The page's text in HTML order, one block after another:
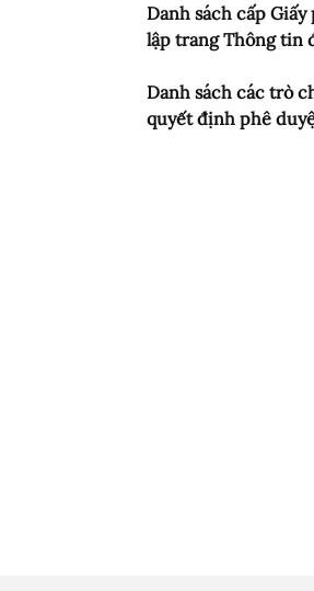
Danh sách cấp
lập trang Thông tin
Danh sách các trò
quyết định phê